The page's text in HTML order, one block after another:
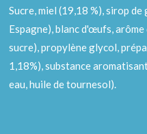
Sucre, miel (19,18 %), sirop
Espagne), blanc d'œufs,
sucre), propylène glycol,
1,18%), substance
eau, huile de tournesol).